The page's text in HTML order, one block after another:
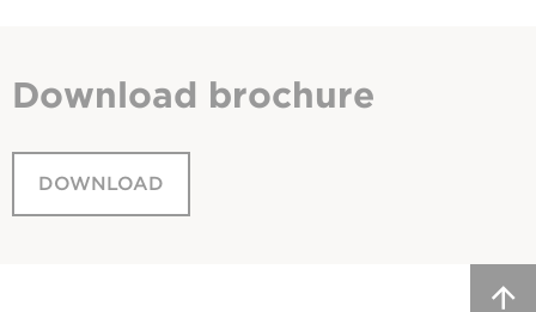
Download brochure
DOWNLOAD